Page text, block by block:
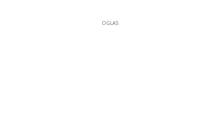
OGLAS